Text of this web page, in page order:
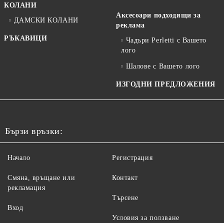
КОЛАНИ
ДАМСКИ КОЛАНИ
РЪКАВИЦИ
Аксесоари подходящи за
реклама
Чадъри Perletti с Вашето
лого
Шалове с Вашето лого
ИЗГОДНИ ПРЕДЛОЖЕНИЯ
Бързи връзки:
Начало
Смяна, връщане или
рекламация
Вход
Регистрация
Контакт
Търсене
Условия за ползване